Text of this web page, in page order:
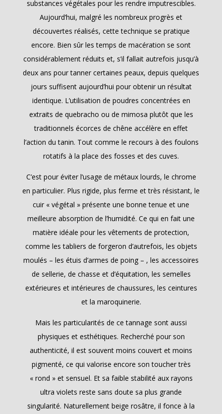
substances végétales pour les rendre imputrescibles.
Aujourd’hui, malgré les nombreux progrès et
découvertes réalisés, cette technique se pratique
encore. Bien sûr les temps de macération se sont
considérablement réduits et, s’il fallait autrefois jusqu’à
deux ans pour tanner certaines peaux, depuis quelques
jours suffisent aujourd’hui pour obtenir un résultat
identique. L’utilisation de poudres concentrées en
extraits de quebracho ou de mimosa plutôt que les
traditionnels écorces de chêne accélère en effet
l’action du tanin. Tout comme le recours à des foulons
rotatifs à la place des fosses et des cuves.
C’est pour éviter l’usage de métaux lourds, le chrome
en particulier. Plus rigide, plus ferme et très résistant, le
cuir « végétal » présente une bonne tenue et une
meilleure absorption de l’humidité. Ce qui en fait une
matière idéale pour les vêtements de protection,
comme les tabliers de forgeron d’autrefois, les objets
moulés – les étuis d’armes de poing – , les accessoires
de sellerie, de chasse et d’équitation, les semelles
extérieures et intérieures de chaussures, les ceintures
et la maroquinerie.
Mais les particularités de ce tannage sont aussi
physiques et esthétiques. Recherché pour son
authenticité, il est souvent moins couvert et moins
pigmenté, ce qui valorise encore son toucher très
« rond » et sensuel. Et sa faible stabilité aux rayons
ultra violets reste sans doute sa plus grande
singularité. Naturellement beige rosâtre, il fonce à la